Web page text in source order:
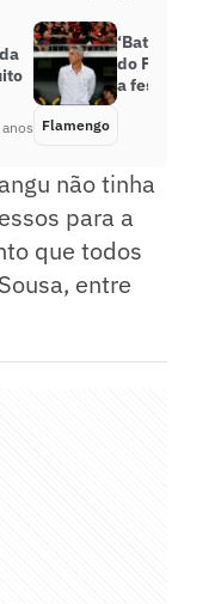
anos
‘Batizado’
do
a festa da
Flamengo
não tinha
para a
que todos
entre